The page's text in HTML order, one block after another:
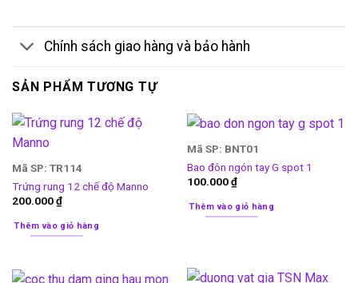
Chính sách giao hàng và bảo hành
SẢN PHẨM TƯƠNG TỰ
Mã SP: TR114
Trứng rung 12 chế độ Manno
200.000₫
Thêm vào giỏ hàng
Mã SP: BNT01
Bao đôn ngón tay G spot 1
100.000₫
Thêm vào giỏ hàng